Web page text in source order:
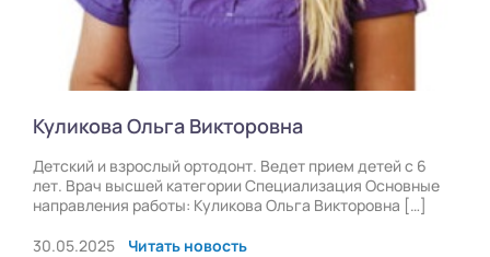
Куликова Ольга Викторовна
Детский и взрослый ортодонт. Ведет прием детей с 6
лет. Врач высшей категории Специализация Основные
направления работы: Куликова Ольга Викторовна […]
30.05.2025
Читать новость